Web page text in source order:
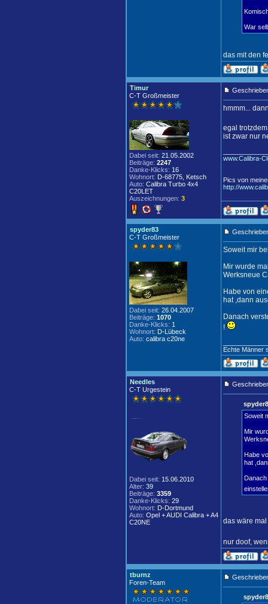
War
das mit den
Timur
C-T Großmeister
Dabei seit: 21.05.2002
Beiträge: 2247
Danke-Klicks: 16
Wohnort: D-68775, Ketsch
Auto: Calibra Turbo 4x4
C20LET
Auszeichnungen: 3
hmmm...
egal
ist zwar nur
www.Calibra-
Pics von
http://
spyder83
C-T Großmeister
Dabei seit: 26.04.2007
Beiträge: 1070
Danke-Klicks: 1
Wohnort: D-Lübeck
Auto: calibra c20ne
Soweit mir
Mir wurde
Werksneue
Habe von
hat ,dann
Danach
!
Echte Männer
Needles
C-T Urgestein
Dabei seit: 15.06.2010
Alter: 39
Beiträge: 3359
Danke-Klicks: 29
Wohnort: D-Dortmund
Auto: Opel + AUDI Calibra + A4
C20NE
Soweit
Mir
Habe
hat
das wäre
nur doof,
tburnz
Foren-Team